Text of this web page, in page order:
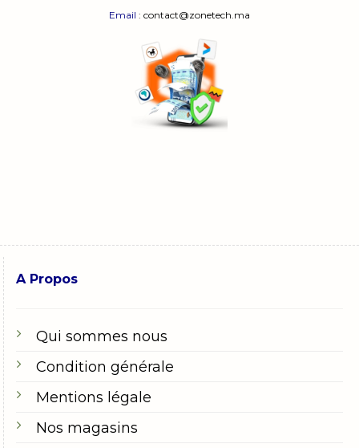
Email : contact@zonetech.ma
A Propos
Qui sommes nous
Condition générale
Mentions légale
Nos magasins